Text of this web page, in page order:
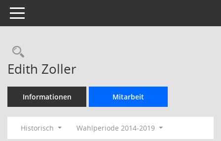
Toggle navigation
Rechercheauswahl
Edith Zoller
Informationen Mitarbeit
Historisch Wahlperiode 2014-2019